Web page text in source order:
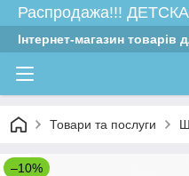
Распродажа!!!
Інтернет-магазин товарів
Товари та послуги
–10%